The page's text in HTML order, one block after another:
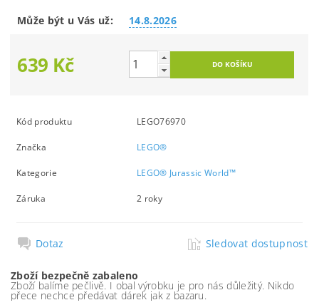
Může být u Vás už: 14.8.2026
639 Kč
Kód produktu LEGO76970
Značka LEGO®
Kategorie LEGO® Jurassic World™
Záruka 2 roky
Dotaz Sledovat dostupnost
Zboží bezpečně zabaleno
Zboží balíme pečlivě. I obal výrobku je pro nás důležitý. Nikdo
přece nechce předávat dárek jak z bazaru.